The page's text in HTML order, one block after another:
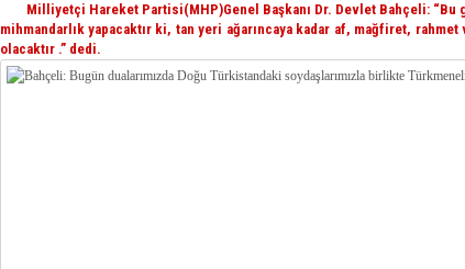
İŞGALCİ ÇİN,DOĞU TÜRKİSTAN’DA EN AZ 143 BİN
Milliyetçi Hareket Partisi(MHP)Genel Başkanı Dr. Devlet Bahçeli: “Bu
mihmandarlık yapacaktır ki, tan yeri ağarıncaya kadar af, mağfiret, rahmet
olacaktır .” dedi.